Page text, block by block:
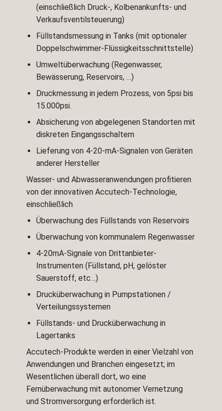
(einschließlich Druck-, Kolbenankunfts- und
Verkaufsventilsteuerung)
Füllstandsmessung in Tanks (mit optionaler
Doppelschwimmer-Flüssigkeitsschnittstelle)
Umweltüberwachung (Regenwasser,
Bewässerung, Reservoirs, …)
Druckmessung in jedem Prozess, von 5psi bis
15.000psi.
Absicherung von abgelegenen Standorten mit
diskreten Eingangsschaltern
Lieferung von 4-20-mA-Signalen von Geräten
anderer Hersteller
Wasser- und Abwasseranwendungen profitieren
von der innovativen Accutech-Technologie,
einschließlich
Überwachung des Füllstands von Reservoirs
Überwachung von kommunalem Regenwasser
4-20mA-Signale von Drittanbieter-
Instrumenten (Füllstand, pH, gelöster
Sauerstoff, etc…)
Drucküberwachung in Pumpstationen /
Verteilungssystemen
Füllstands- und Drucküberwachung in
Lagertanks
Accutech-Produkte werden in einer Vielzahl von
Anwendungen und Branchen eingesetzt; im
Wesentlichen überall dort, wo eine
Fernüberwachung mit autonomer Vernetzung
und Stromversorgung erforderlich ist.